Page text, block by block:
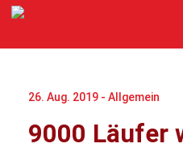
26. Aug. 2019 - Allgemein
9000 Läufer